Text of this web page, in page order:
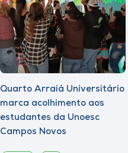
Quarto Arraiá Universitário
marca acolhimento aos
estudantes da Unoesc
Campos Novos